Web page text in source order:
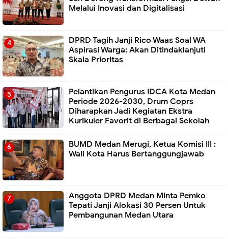
Melalui Inovasi dan Digitalisasi
DPRD Tagih Janji Rico Waas Soal WA
Aspirasi Warga: Akan Ditindaklanjuti
Skala Prioritas
Pelantikan Pengurus IDCA Kota Medan
Periode 2026-2030, Drum Coprs
Diharapkan Jadi Kegiatan Ekstra
Kurikuler Favorit di Berbagai Sekolah
BUMD Medan Merugi, Ketua Komisi III :
Wali Kota Harus Bertanggungjawab
Anggota DPRD Medan Minta Pemko
Tepati Janji Alokasi 30 Persen Untuk
Pembangunan Medan Utara